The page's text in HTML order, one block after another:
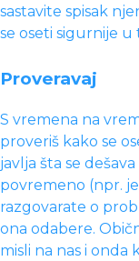
sastavite spisak
se oseti sigurnije
Proveravaj
S vremena na
proveriš kako se
javlja šta se
povremeno (npr.
razgovarate o
ona odabere.
misli na nas i onda